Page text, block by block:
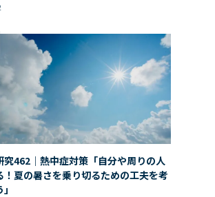
究462｜熱中症対策「自分や周りの人
！夏の暑さを乗り切るための工夫を考